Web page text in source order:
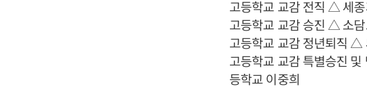
고등학교 교감 전직 △ 세
고등학교 교감 승진 △ 소
고등학교 교감 정년퇴직 △
고등학교 교감 특별승진
등학교 이중희